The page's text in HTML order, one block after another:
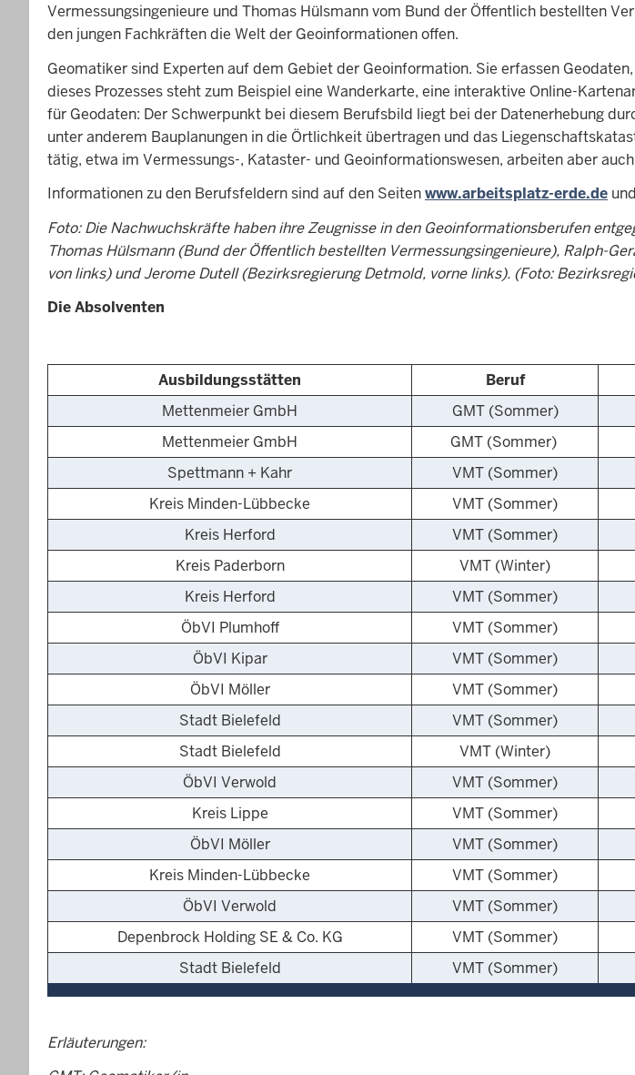
Vermessungsingenieure und Thomas Hülsmann vom Bund der Öffentlich bestellten
den jungen Fachkräften die Welt der Geoinformationen offen.
Geomatiker sind Experten auf dem Gebiet der Geoinformation. Sie erfassen
dieses Prozesses steht zum Beispiel eine Wanderkarte, eine interaktive Online-
für Geodaten: Der Schwerpunkt bei diesem Berufsbild liegt bei der Datenerhebung
unter anderem Bauplanungen in die Örtlichkeit übertragen und das
tätig, etwa im Vermessungs-, Kataster- und Geoinformationswesen, arbeiten aber
Informationen zu den Berufsfeldern sind auf den Seitenwww.arbeitsplatz-erde.de und
Foto: Die Nachwuchskräfte haben ihre Zeugnisse in den Geoinformationsberufen
Thomas Hülsmann (Bund der Öffentlich bestellten Vermessungsingenieure), Ralph-
von links) und Jerome Dutell (Bezirksregierung Detmold, vorne links). (Foto:
Die Absolventen
Ausbildungsstätten Beruf
Mettenmeier GmbH
GMT (Sommer)
Mettenmeier GmbH
GMT (Sommer)
Spettmann + Kahr
VMT (Sommer)
Kreis Minden-Lübbecke
VMT (Sommer)
Kreis Herford
VMT (Sommer)
Kreis Paderborn
VMT (Winter)
Kreis Herford
VMT (Sommer)
ÖbVI Plumhoff
VMT (Sommer)
ÖbVI Kipar
VMT (Sommer)
ÖbVI Möller
VMT (Sommer)
Stadt Bielefeld
VMT (Sommer)
Stadt Bielefeld
VMT (Winter)
ÖbVI Verwold
VMT (Sommer)
Kreis Lippe
VMT (Sommer)
ÖbVI Möller
VMT (Sommer)
Kreis Minden-Lübbecke
VMT (Sommer)
ÖbVI Verwold
VMT (Sommer)
Depenbrock Holding SE & Co. KG
VMT (Sommer)
Stadt Bielefeld
VMT (Sommer)
Erläuterungen: